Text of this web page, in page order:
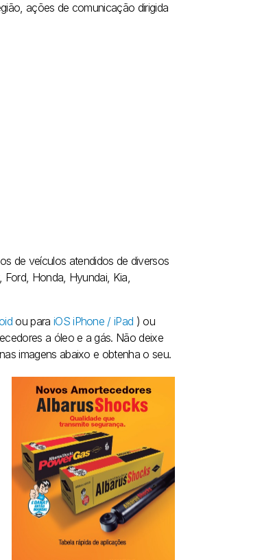
ações de comunicação dirigida
de veículos atendidos de diversos
Honda, Hyundai, Kia,
ou para iOS iPhone / iPad ) ou
a óleo e a gás. Não deixe
imagens abaixo e obtenha o seu.